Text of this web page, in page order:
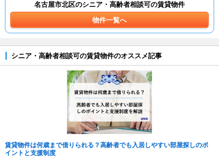
名古屋市北区のシニア・高齢者相談可の賃貸物件
物件一覧へ
シニア・高齢者相談可の賃貸物件のオススメ記事
賃貸物件は何歳まで借りられる？高齢者でも入居しやすい部屋探しのポ
イントと支援制度